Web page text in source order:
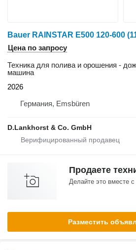
Bauer RAINSTAR E500 120-600
Цена по запросу
Техника для полива и орошения -
машина
2026
Германия, Emsbüren
D.Lankhorst & Co. GmbH
Продаете
Делайте это вместе
Разместить